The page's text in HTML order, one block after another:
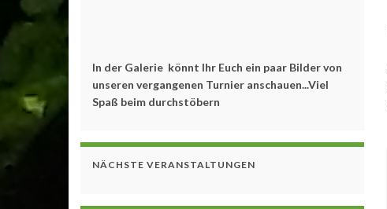
In der Galerie könnt Ihr Euch ein paar Bilder von
unseren vergangenen Turnier anschauen...Viel
Spaß beim durchstöbern
NÄCHSTE VERANSTALTUNGEN